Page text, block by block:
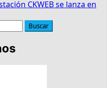
CKWEB se lanza en